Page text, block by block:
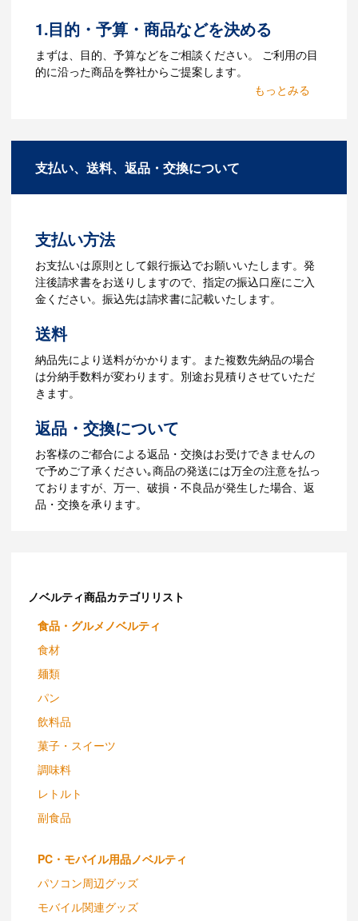
Q：ウェブサイトに掲載され
ていないオリジナルのノベル
タマイズが可能です。お気軽にご相談く
1.目的・予算・商品などを決める
まずは、目的、予算などをご相談ください。 ご利用の目
的に沿った商品を弊社からご提案します。
お見積を弊社からお出しします。
3.発注・データ入稿
ら、ご注文書をお送りします。
【名入れをする場合】名入れに必要なデ
ータをご入稿頂き、名入れイメージをデ
ータでご確認いただきます。
4.納品
【名入れをする場合】データのご入稿後
３週間程度で納品となります。
【名入れなしの場合】在庫がある場合、3
～5営業日程度で納品となります。
ご利用ガイドをもっとみる
支払い、送料、返品・交換について
支払い方法
お支払いは原則として銀行振込でお願いいたします。発
注後請求書をお送りしますので、指定の振込口座にご入
金ください。振込先は請求書に記載いたします。
送料
納品先により送料がかかります。また複数先納品の場合
は分納手数料が変わります。別途お見積りさせていただ
きます。
返品・交換について
お客様のご都合による返品・交換はお受けできませんの
で予めご了承ください｡商品の発送には万全の注意を払っ
ておりますが、万一、破損・不良品が発生した場合、返
品・交換を承ります。
ノベルティ商品カテゴリリスト
食品・グルメノベルティ
食材
麺類
パン
飲料品
菓子・スイーツ
調味料
レトルト
副食品
PC・モバイル用品ノベルティ
パソコン周辺グッズ
モバイル関連グッズ